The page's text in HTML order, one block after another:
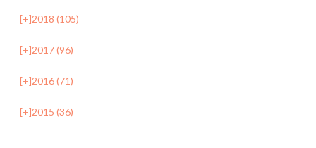
[+]2018 (105)
[+]2017 (96)
[+]2016 (71)
[+]2015 (36)